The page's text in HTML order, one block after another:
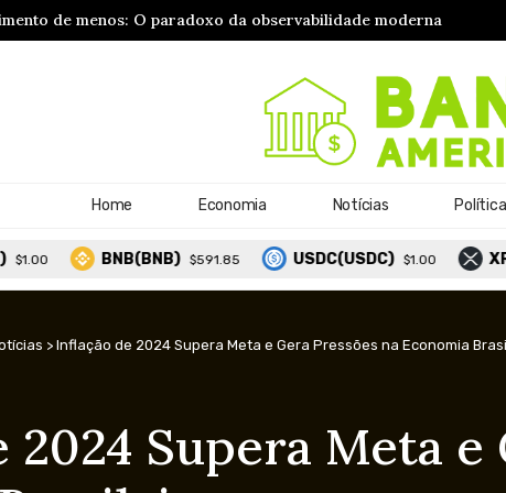
a computação em nuvem acelera a modernização de
Home Economia Notícias Política
BNB(BNB) $591.85 USDC(USDC) $1.00 XRP(XRP)
> Inflação de 2024 Supera Meta e Gera Pressões na Economia
Supera Meta e